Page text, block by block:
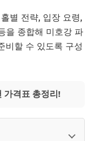
별 전략, 입장 요령,
을 종합해 미호강 파
비할 수 있도록 구성
가격표 총정리!